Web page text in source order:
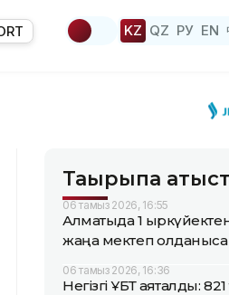
KZ QZ РУ EN
Тақырыпқа
06 тамыз 2026, 16:55
Алматыда 1
жаңа мектеп қолданысқа
06 тамыз 2026, 16:36
Негізгі ҰБТ аяқталды: